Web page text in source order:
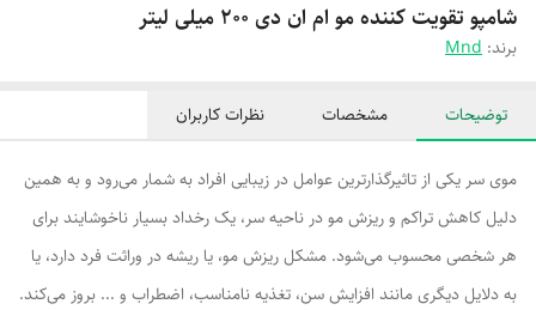
شامپو تقویت کننده مو ام ان دی ۲۰۰ میلی لیتر
برند: Mnd
توضیحات مشخصات نظرات کاربران
موی سر یکی از تاثیرگذارترین عوامل در زیبایی افراد به شمار می‌رود و به همین
دلیل کاهش تراکم و ریزش مو در ناحیه سر، یک رخداد بسیار ناخوشایند برای
هر شخصی محسوب می‌شود. مشکل ریزش مو، یا ریشه در وراثت فرد دارد، یا
به دلایل دیگری مانند افزایش سن، تغذیه نامناسب، اضطراب و ... بروز می‌کند.